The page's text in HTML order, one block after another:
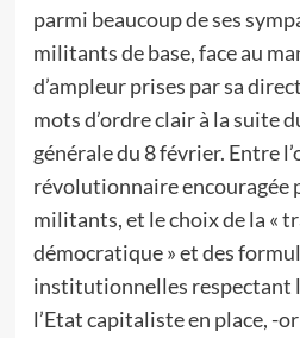
parmi beaucoup de ses
militants de base, face au
d’ampleur prises par sa
mots d’ordre clair à la suite
générale du 8 février. Entre
révolutionnaire encouragée
militants, et le choix de la «
démocratique » et des
institutionnelles respectant
l’Etat capitaliste en place, -